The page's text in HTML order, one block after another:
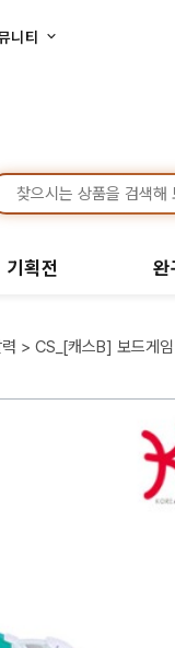
니티
획전
> CS_[캐스B] 보드게